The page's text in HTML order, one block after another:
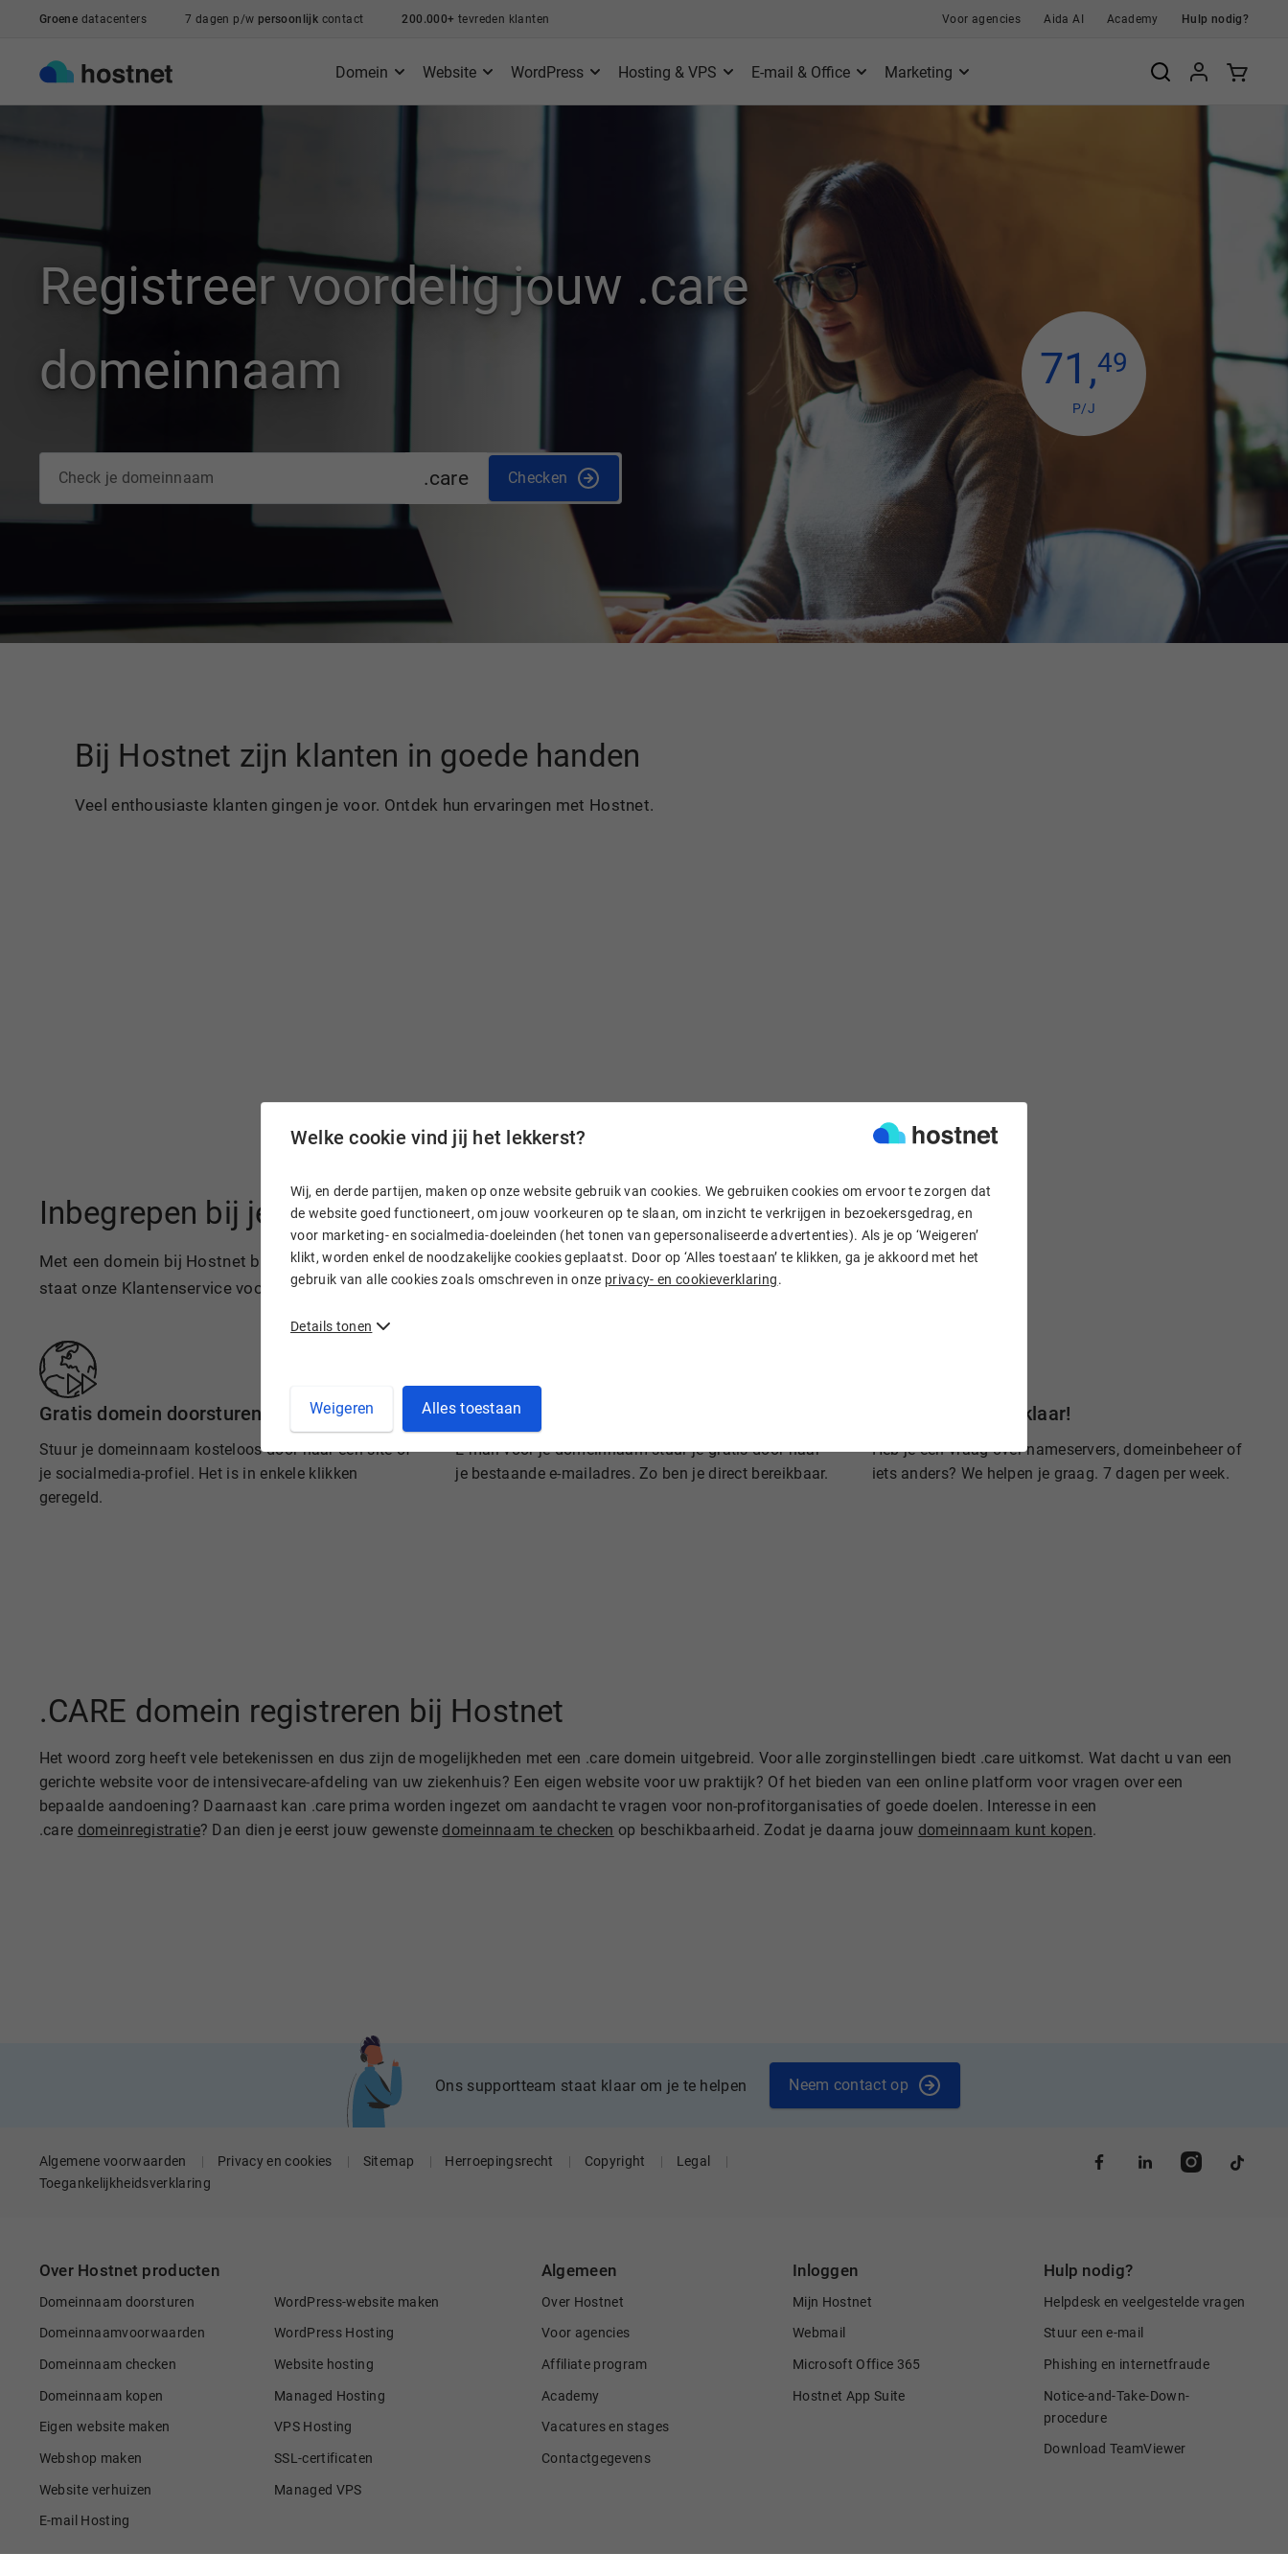
Welke cookie vind jij het lekkerst?
Wij, en derde partijen, maken op onze website gebruik van cookies. We gebruiken cookies om ervoor te zorgen dat
de website goed functioneert, om jouw voorkeuren op te slaan, om inzicht te verkrijgen in bezoekersgedrag, en
voor marketing- en socialmedia-doeleinden (het tonen van gepersonaliseerde advertenties). Als je op ‘Weigeren’
klikt, worden enkel de noodzakelijke cookies geplaatst. Door op ‘Alles toestaan’ te klikken, ga je akkoord met het
gebruik van alle cookies zoals omschreven in onze privacy- en cookieverklaring.
Details tonen
Weigeren Alles toestaan
Ga naar de hoofdinhoud
Groene datacenters 7 dagen p/w persoonlijk contact 200.000+ tevreden klanten Voor agencies Aida AI Academy Hulp nodig?
Domein Website WordPress Hosting & VPS E-mail & Office Marketing
Registreer voordelig jouw .care
domeinnaam
.care Checken
71 ,49
P/J
Bij Hostnet zijn klanten in goede handen
Veel enthousiaste klanten gingen je voor. Ontdek hun ervaringen met Hostnet.
Inbegrepen bij je domeinnaam
Met een domein bij Hostnet ben je razendsnel online. En heb je vragen? Dan
staat onze Klantenservice voor je klaar.
Gratis domein doorsturen
Stuur je domeinnaam kosteloos door naar een site of
je socialmedia-profiel. Het is in enkele klikken
geregeld.
Gratis e-mail doorsturen
E-mail voor je domeinnaam stuur je gratis door naar
je bestaande e-mailadres. Zo ben je direct bereikbaar.
Wij staan voor je klaar!
Heb je een vraag over nameservers, domeinbeheer of
iets anders? We helpen je graag. 7 dagen per week.
.CARE domein registreren bij Hostnet
Het woord zorg heeft vele betekenissen en dus zijn de mogelijkheden met een .care domein uitgebreid. Voor alle zorginstellingen biedt .care uitkomst. Wat dacht u van een
gerichte website voor de intensivecare-afdeling van uw ziekenhuis? Een eigen website voor uw praktijk? Of het bieden van een online platform voor vragen over een
bepaalde aandoening? Daarnaast kan .care prima worden ingezet om aandacht te vragen voor non-profitorganisaties of goede doelen. Interesse in een
.care domeinregistratie? Dan dien je eerst jouw gewenste domeinnaam te checken op beschikbaarheid. Zodat je daarna jouw domeinnaam kunt kopen.
Ons supportteam staat klaar om je te helpen Neem contact op
Algemene voorwaarden Privacy en cookies Sitemap Herroepingsrecht Copyright
Legal
Toegankelijkheidsverklaring
Over Hostnet producten
Domeinnaam doorsturen
Domeinnaamvoorwaarden
Domeinnaam checken
Domeinnaam kopen
Eigen website maken
Webshop maken
Website verhuizen
E-mail Hosting
WordPress-website maken
WordPress Hosting
Website hosting
Managed Hosting
VPS Hosting
SSL-certificaten
Managed VPS
Algemeen
Over Hostnet
Voor agencies
Affiliate program
Academy
Vacatures en stages
Contactgegevens
Inloggen
Mijn Hostnet
Webmail
Microsoft Office 365
Hostnet App Suite
Hulp nodig?
Helpdesk en veelgestelde vragen
Stuur een e-mail
Phishing en internetfraude
Notice-and-Take-Down-
procedure
Download TeamViewer